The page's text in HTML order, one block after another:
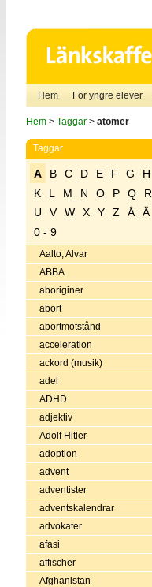
Hem För yngre elever
Hem> Taggar> atomer
Taggar
A B C D E F G H
K
L M N O P Q R
U
V W X Y Z Å Ä
0 - 9
Aalto, Alvar
ABBA
aboriginer
abort
abortmotstånd
acceleration
ackord (musik)
adel
ADHD
adjektiv
Adolf Hitler
adoption
advent
adventister
adventskalendrar
advokater
afasi
affischer
Afghanistan